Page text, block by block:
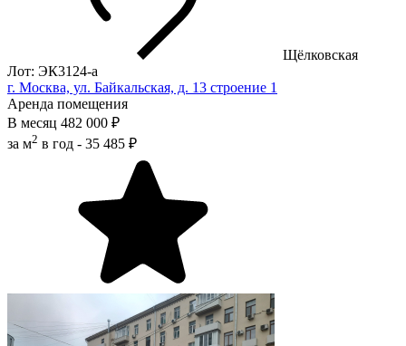
Щёлковская
Лот: ЭК3124-a
г. Москва, ул. Байкальская, д. 13 строение 1
Аренда помещения
В месяц 482 000 ₽
за м2 в год - 35 485 ₽